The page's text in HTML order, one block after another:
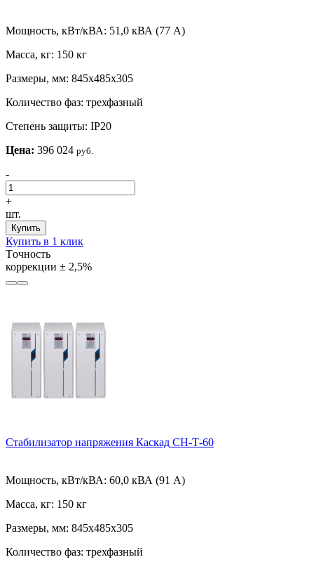
Мощность, кВт/кВА: 51,0 кВА (77 А)
Масса, кг: 150 кг
Размеры, мм: 845х485х305
Количество фаз: трехфазный
Степень защиты: IP20
Цена: 396 024 руб.
-
+
шт.
Купить
Купить в 1 клик
Tочность
коррекции ± 2,5%
Стабилизатор напряжения Каскад СН-Т-60
Мощность, кВт/кВА: 60,0 кВА (91 А)
Масса, кг: 150 кг
Размеры, мм: 845х485х305
Количество фаз: трехфазный